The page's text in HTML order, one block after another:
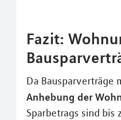
Fazit:
Da Bausparverträge
Anhebung der
Sparbetrags sind bis